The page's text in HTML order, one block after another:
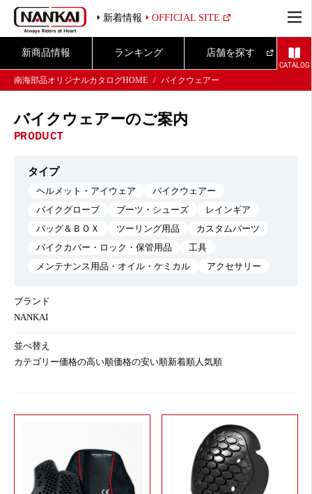
新着情報 OFFICIAL SITE
新商品情報 ランキング 店舗を探す
CATALOG
南海部品オリジナルカタログHOME
バイクウェアー
バイクウェアーのご案内
PRODUCT
タイプ
ヘルメット・アイウェア
バイクウェアー
バイクグローブ
ブーツ・シューズ
レインギア
バッグ＆ＢＯＸ
ツーリング用品
カスタムパーツ
バイクカバー・ロック・保管用品
工具
メンテナンス用品・オイル・ケミカル
アクセサリー
ブランド
NANKAI
並べ替え
カテゴリー価格の高い順価格の安い順新着順人気順